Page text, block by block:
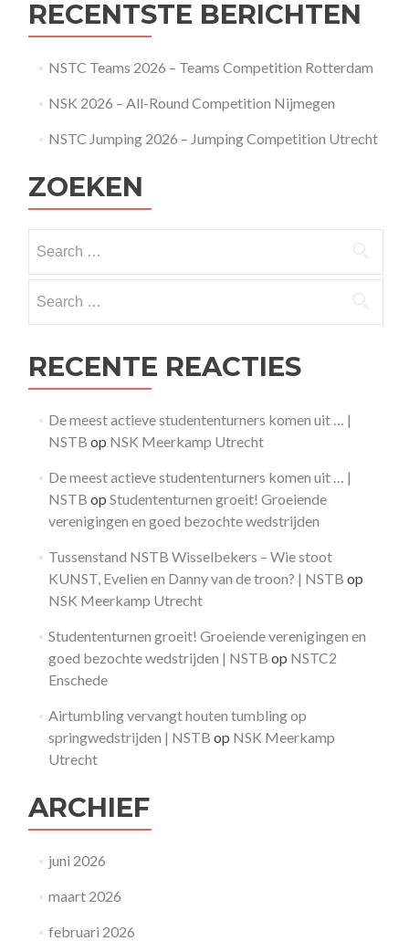
Rotterdam
RECENTSTE BERICHTEN
NSTC Teams 2026 – Teams Competition Rotterdam
NSK 2026 – All-Round Competition Nijmegen
NSTC Jumping 2026 – Jumping Competition Utrecht
ZOEKEN
for:
for:
RECENTE REACTIES
De meest actieve studententurners komen uit … |
NSTB op NSK Meerkamp Utrecht
De meest actieve studententurners komen uit … |
NSTB op Studententurnen groeit! Groeiende
verenigingen en goed bezochte wedstrijden
Tussenstand NSTB Wisselbekers – Wie stoot
KUNST, Evelien en Danny van de troon? | NSTB op
NSK Meerkamp Utrecht
Studententurnen groeit! Groeiende verenigingen en
goed bezochte wedstrijden | NSTB op NSTC2
Enschede
Airtumbling vervangt houten tumbling op
springwedstrijden | NSTB op NSK Meerkamp
Utrecht
ARCHIEF
juni 2026
maart 2026
februari 2026